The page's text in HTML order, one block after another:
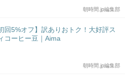
朝時間.jp編集部
回5%オフ】訳ありおトク！大好評ス
コーヒー豆｜Aima
朝時間.jp編集部